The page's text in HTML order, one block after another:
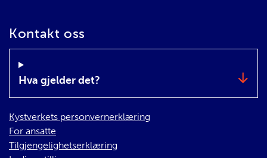
Kontakt oss
Hva gjelder det?
Kystverkets personvernerklæring
For ansatte
Tilgjengelighetserklæring